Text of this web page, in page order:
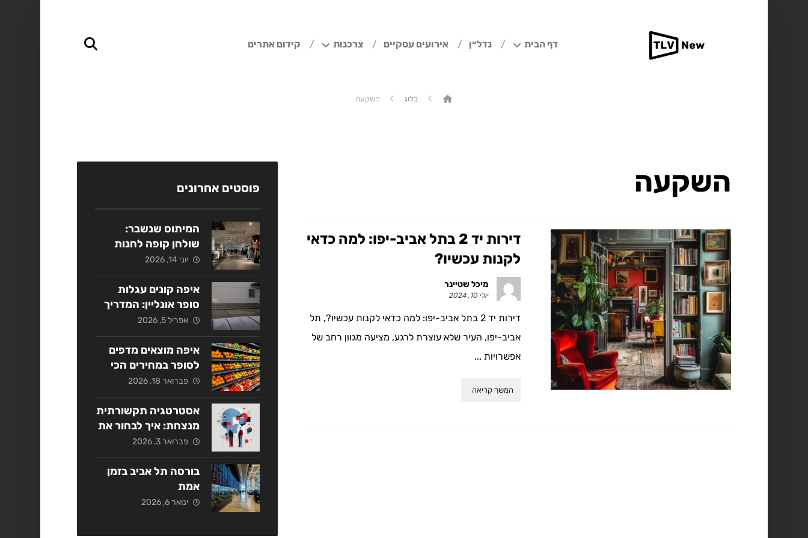
דף הבית נדל״ן אירועים עסקיים צרכנות קידום אתרים
בלוג השקעה
השקעה
דירות יד 2 בתל אביב-יפו: למה כדאי
לקנות עכשיו?
מיכל שטיינר
יולי 10, 2024
דירות יד 2 בתל אביב-יפו: למה כדאי לקנות עכשיו?, תל
אביב-יפו, העיר שלא עוצרת לרגע, מציעה מגוון רחב של
אפשרויות ...
המשך קריאה
פוסטים אחרונים
המיתוס שנשבר:
שולחן קופה לחנות
אופנה כמנוף מכירות
אסטרטגי
יוני 14, 2026
איפה קונים עגלות
סופר אונליין: המדריך
המלא ל-2026
אפריל 5, 2026
איפה מוצאים מדפים
לסופר במחירים הכי
משתלמים בשנת
2026?
פברואר 18, 2026
אסטרטגיה תקשורתית
מנצחת: איך לבחור את
החברה המתאימה
בישראל?
פברואר 3, 2026
בורסה תל אביב בזמן
אמת
ינואר 6, 2026